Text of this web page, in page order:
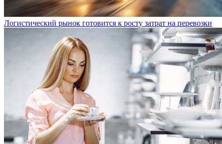
Логистический рынок готовится к росту затрат на перевозки